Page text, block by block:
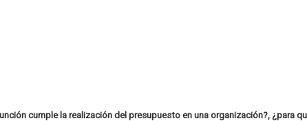
cumple la realización del presupuesto en una organización?, ¿para